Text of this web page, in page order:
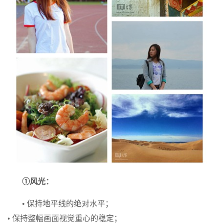
①风光：
• 保持地平线的绝对水平；
• 保持整幅画面视觉重心的稳定；